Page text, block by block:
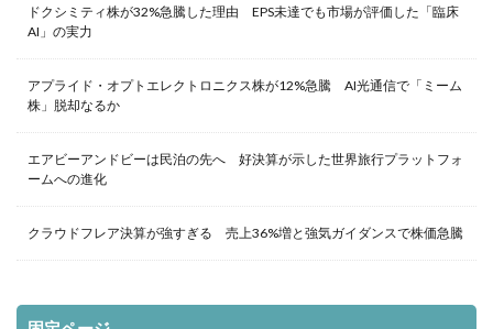
ドクシミティ株が32%急騰した理由 EPS未達でも市場が評価した「臨床
AI」の実力
アプライド・オプトエレクトロニクス株が12%急騰 AI光通信で「ミーム
株」脱却なるか
エアビーアンドビーは民泊の先へ 好決算が示した世界旅行プラットフォ
ームへの進化
クラウドフレア決算が強すぎる 売上36%増と強気ガイダンスで株価急騰